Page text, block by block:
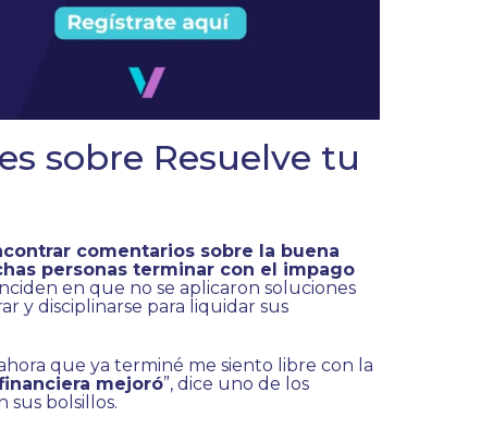
sobre Resuelve tu
comentarios sobre la buena
personas terminar con el impago
en que no se aplicaron soluciones
y disciplinarse para liquidar sus
que ya terminé me siento libre con la
mejoró”, dice uno de los
sus bolsillos.